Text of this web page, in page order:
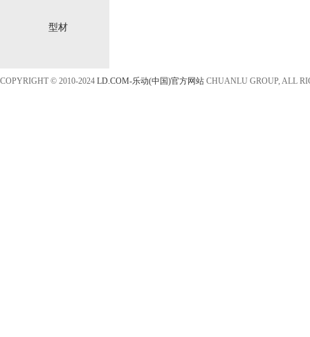
型材
COPYRIGHT © 2010-2024 LD.COM-乐动(中国)官方网站 CHUANLU GROUP, ALL